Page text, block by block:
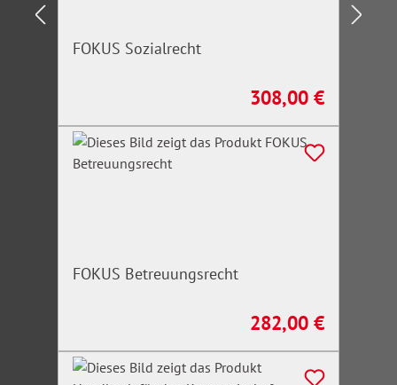
FOKUS Sozialrecht
Regulärer Preis:
308,00 €
FOKUS Betreuungsrecht
Regulärer Preis:
282,00 €